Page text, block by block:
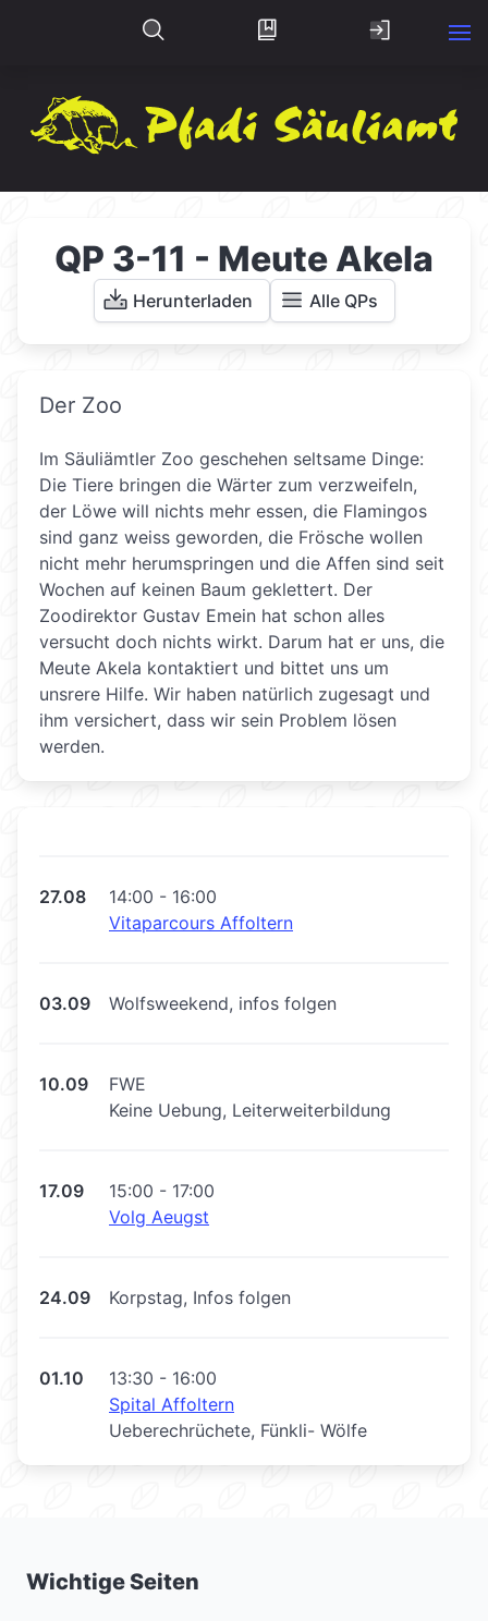
QP 3-11 - Meute Akela
Herunterladen Alle QPs
Der Zoo
Im Säuliämtler Zoo geschehen seltsame Dinge:
Die Tiere bringen die Wärter zum verzweifeln,
der Löwe will nichts mehr essen, die Flamingos
sind ganz weiss geworden, die Frösche wollen
nicht mehr herumspringen und die Affen sind seit
Wochen auf keinen Baum geklettert. Der
Zoodirektor Gustav Emein hat schon alles
versucht doch nichts wirkt. Darum hat er uns, die
Meute Akela kontaktiert und bittet uns um
unsrere Hilfe. Wir haben natürlich zugesagt und
ihm versichert, dass wir sein Problem lösen
werden.
27.08
14:00 - 16:00
Vitaparcours Affoltern
03.09 Wolfsweekend, infos folgen
10.09
FWE
Keine Uebung, Leiterweiterbildung
17.09
15:00 - 17:00
Volg Aeugst
24.09 Korpstag, Infos folgen
01.10
13:30 - 16:00
Spital Affoltern
Ueberechrüchete, Fünkli- Wölfe
Wichtige Seiten